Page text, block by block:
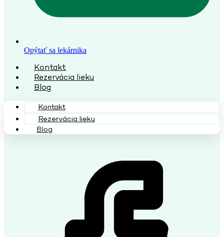
Opýtať sa lekárnika
Kontakt
Rezervácia lieku
Blog
Kontakt
Rezervácia lieku
Blog